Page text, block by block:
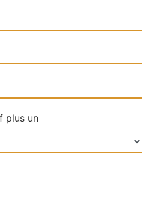
plus un